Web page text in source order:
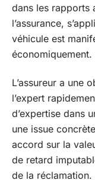
dans les rapports
l’assurance,
véhicule est
économiquement.
L’assureur a une
l’expert
d’expertise dans
une issue
accord sur la
de retard
de la réclamation.